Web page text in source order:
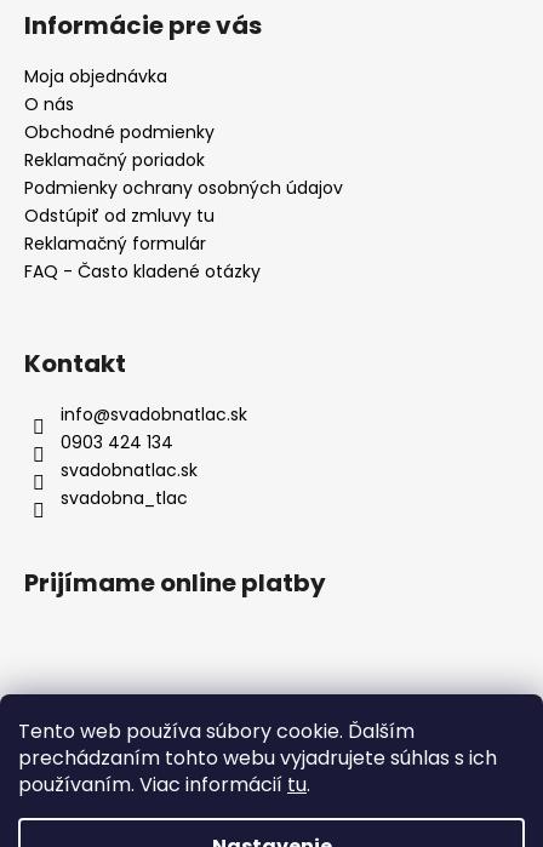
Tento web používa súbory cookie. Ďalším
prechádzaním tohto webu vyjadrujete súhlas s ich
používaním. Viac informácií tu.
Informácie pre vás
Moja objednávka
O nás
Obchodné podmienky
Reklamačný poriadok
Podmienky ochrany osobných údajov
Odstúpiť od zmluvy tu
Reklamačný formulár
FAQ - Často kladené otázky
Kontakt
info@svadobnatlac.sk
0903 424 134
svadobnatlac.sk
svadobna_tlac
Prijímame online platby
Blog
Svadobné trendy na rok 2026
Čo bude in nasledujúcu svadobn...